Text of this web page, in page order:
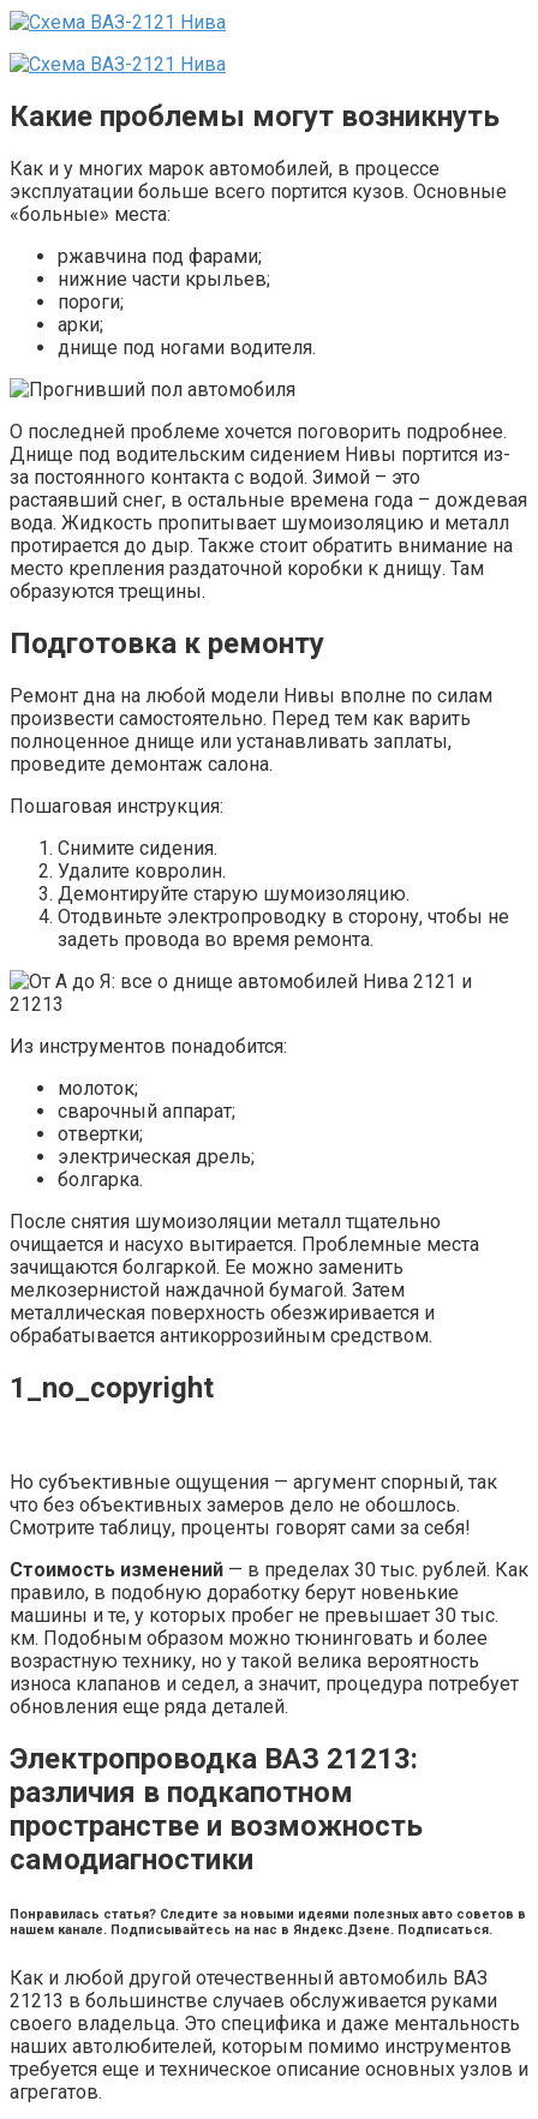
Какие проблемы могут возникнуть
Как и у многих марок автомобилей, в процессе
эксплуатации больше всего портится кузов. Основные
«больные» места:
ржавчина под фарами;
нижние части крыльев;
пороги;
арки;
днище под ногами водителя.
О последней проблеме хочется поговорить подробнее.
Днище под водительским сидением Нивы портится из-
за постоянного контакта с водой. Зимой – это
растаявший снег, в остальные времена года – дождевая
вода. Жидкость пропитывает шумоизоляцию и металл
протирается до дыр. Также стоит обратить внимание на
место крепления раздаточной коробки к днищу. Там
образуются трещины.
Подготовка к ремонту
Ремонт дна на любой модели Нивы вполне по силам
произвести самостоятельно. Перед тем как варить
полноценное днище или устанавливать заплаты,
проведите демонтаж салона.
Пошаговая инструкция:
Снимите сидения.
Удалите ковролин.
Демонтируйте старую шумоизоляцию.
Отодвиньте электропроводку в сторону, чтобы не
задеть провода во время ремонта.
Из инструментов понадобится:
молоток;
сварочный аппарат;
отвертки;
электрическая дрель;
болгарка.
После снятия шумоизоляции металл тщательно
очищается и насухо вытирается. Проблемные места
зачищаются болгаркой. Ее можно заменить
мелкозернистой наждачной бумагой. Затем
металлическая поверхность обезжиривается и
обрабатывается антикоррозийным средством.
1_no_copyright
Но субъективные ощущения — аргумент спорный, так
что без объективных замеров дело не обошлось.
Смотрите таблицу, проценты говорят сами за себя!
Стоимость изменений — в пределах 30 тыс. рублей. Как
правило, в подобную доработку берут новенькие
машины и те, у которых пробег не превышает 30 тыс.
км. Подобным образом можно тюнинговать и более
возрастную технику, но у такой велика вероятность
износа клапанов и седел, а значит, процедура потребует
обновления еще ряда деталей.
Электропроводка ВАЗ 21213:
различия в подкапотном
пространстве и возможность
самодиагностики
Понравилась статья? Следите за новыми идеями полезных авто советов в
нашем канале. Подписывайтесь на нас в Яндекс.Дзене. Подписаться.
Как и любой другой отечественный автомобиль ВАЗ
21213 в большинстве случаев обслуживается руками
своего владельца. Это специфика и даже ментальность
наших автолюбителей, которым помимо инструментов
требуется еще и техническое описание основных узлов и
агрегатов.